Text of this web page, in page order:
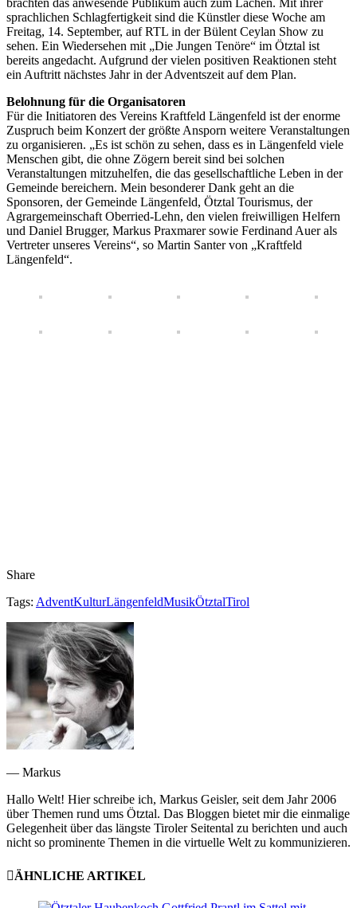
sprachlichen Schlagfertigkeit sind die Künstler diese Woche am
Freitag, 14. September, auf RTL in der Bülent Ceylan Show zu
sehen. Ein Wiedersehen mit „Die Jungen Tenöre“ im Ötztal ist
bereits angedacht. Aufgrund der vielen positiven Reaktionen steht
ein Auftritt nächstes Jahr in der Adventszeit auf dem Plan.
Belohnung für die Organisatoren
Für die Initiatoren des Vereins Kraftfeld Längenfeld ist der enorme
Zuspruch beim Konzert der größte Ansporn weitere Veranstaltungen
zu organisieren. „Es ist schön zu sehen, dass es in Längenfeld viele
Menschen gibt, die ohne Zögern bereit sind bei solchen
Veranstaltungen mitzuhelfen, die das gesellschaftliche Leben in der
Gemeinde bereichern. Mein besonderer Dank geht an die
Sponsoren, der Gemeinde Längenfeld, Ötztal Tourismus, der
Agrargemeinschaft Oberried-Lehn, den vielen freiwilligen Helfern
und Daniel Brugger, Markus Praxmarer sowie Ferdinand Auer als
Vertreter unseres Vereins“, so Martin Santer von „Kraftfeld
Längenfeld“.
Share
Tags: AdventKulturLängenfeldMusikÖtztalTirol
— Markus
Hallo Welt! Hier schreibe ich, Markus Geisler, seit dem Jahr 2006
über Themen rund ums Ötztal. Das Bloggen bietet mir die einmalige
Gelegenheit über das längste Tiroler Seitental zu berichten und auch
nicht so prominente Themen in die virtuelle Welt zu kommunizieren.
ÄHNLICHE ARTIKEL